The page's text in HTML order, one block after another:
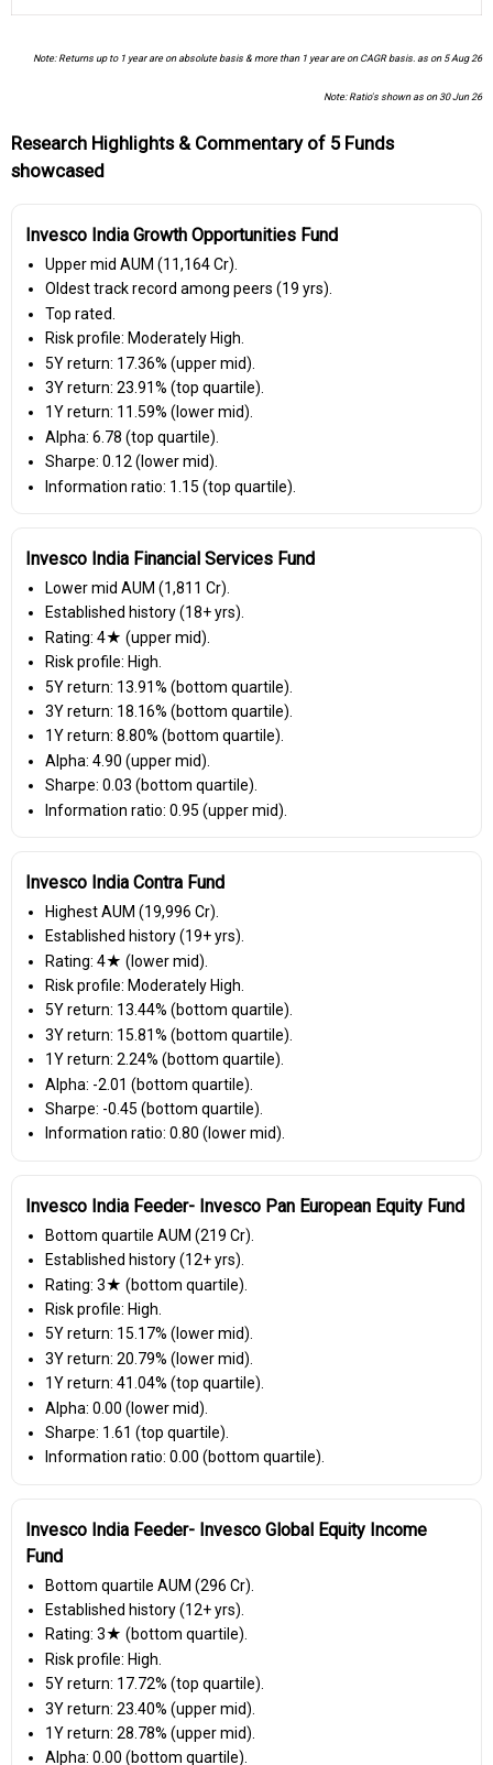
Note: Returns up to 1 year are on absolute basis & more than 1 year are on CAGR basis. as on 5 Aug 26
Note: Ratio's shown as on 30 Jun 26
Research Highlights & Commentary of 5 Funds
showcased
Invesco India Growth Opportunities Fund
Upper mid AUM (₹11,164 Cr).
Oldest track record among peers (19 yrs).
Top rated.
Risk profile: Moderately High.
5Y return: 17.36% (upper mid).
3Y return: 23.91% (top quartile).
1Y return: 11.59% (lower mid).
Alpha: 6.78 (top quartile).
Sharpe: 0.12 (lower mid).
Information ratio: 1.15 (top quartile).
Invesco India Financial Services Fund
Lower mid AUM (₹1,811 Cr).
Established history (18+ yrs).
Rating: 4★ (upper mid).
Risk profile: High.
5Y return: 13.91% (bottom quartile).
3Y return: 18.16% (bottom quartile).
1Y return: 8.80% (bottom quartile).
Alpha: 4.90 (upper mid).
Sharpe: 0.03 (bottom quartile).
Information ratio: 0.95 (upper mid).
Invesco India Contra Fund
Highest AUM (₹19,996 Cr).
Established history (19+ yrs).
Rating: 4★ (lower mid).
Risk profile: Moderately High.
5Y return: 13.44% (bottom quartile).
3Y return: 15.81% (bottom quartile).
1Y return: 2.24% (bottom quartile).
Alpha: -2.01 (bottom quartile).
Sharpe: -0.45 (bottom quartile).
Information ratio: 0.80 (lower mid).
Invesco India Feeder- Invesco Pan European Equity Fund
Bottom quartile AUM (₹219 Cr).
Established history (12+ yrs).
Rating: 3★ (bottom quartile).
Risk profile: High.
5Y return: 15.17% (lower mid).
3Y return: 20.79% (lower mid).
1Y return: 41.04% (top quartile).
Alpha: 0.00 (lower mid).
Sharpe: 1.61 (top quartile).
Information ratio: 0.00 (bottom quartile).
Invesco India Feeder- Invesco Global Equity Income
Fund
Bottom quartile AUM (₹296 Cr).
Established history (12+ yrs).
Rating: 3★ (bottom quartile).
Risk profile: High.
5Y return: 17.72% (top quartile).
3Y return: 23.40% (upper mid).
1Y return: 28.78% (upper mid).
Alpha: 0.00 (bottom quartile).